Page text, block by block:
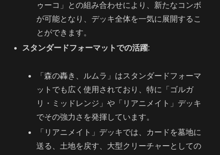
ゥーコ」との組み合わせにより、新たなコンボ
が可能となり、デッキ全体を一気に展開するこ
とができます。
スタンダードフォーマットでの活躍:
「森の轟き、ルムラ」はスタンダードフォーマ
ットでも広く使用されており、特に「ゴルガ
リ・ミッドレンジ」や「リアニメイト」デッキ
でその強力さを発揮しています。
「リアニメイト」デッキでは、カードを墓地に
送る、土地を戻す、大型クリーチャーとしての